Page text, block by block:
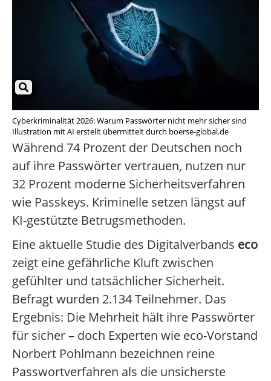
Cyberkriminalität 2026: Warum Passwörter nicht mehr sicher sind
Illustration mit AI erstellt übermittelt durch boerse-global.de
Während 74 Prozent der Deutschen noch
auf ihre Passwörter vertrauen, nutzen nur
32 Prozent moderne Sicherheitsverfahren
wie Passkeys. Kriminelle setzen längst auf
KI-gestützte Betrugsmethoden.
Eine aktuelle Studie des Digitalverbands eco
zeigt eine gefährliche Kluft zwischen
gefühlter und tatsächlicher Sicherheit.
Befragt wurden 2.134 Teilnehmer. Das
Ergebnis: Die Mehrheit hält ihre Passwörter
für sicher – doch Experten wie eco-Vorstand
Norbert Pohlmann bezeichnen reine
Passwortverfahren als die unsicherste